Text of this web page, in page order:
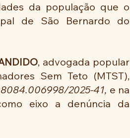
da população que o
de São Bernardo do
, advogada popular
Sem Teto (MTST),
2025-41, e na
eixo a denúncia da